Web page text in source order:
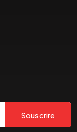
Souscrire